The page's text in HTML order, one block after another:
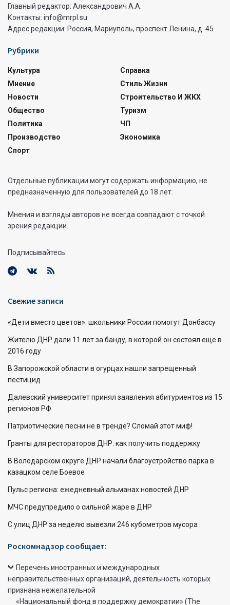
Главный редактор: Александрович А.А.
Контакты: info@mrpl.su
Адрес редакции: Россия, Мариуполь, проспект Ленина, д. 45
Рубрики
Культура
Мнение
Новости
Общество
Политика
Производство
Спорт
Справка
Стиль Жизни
Строительство И ЖКХ
Туризм
ЧП
Экономика
Отдельные публикации могут содержать информацию, не
предназначенную для пользователей до 18 лет.
Мнения и взгляды авторов не всегда совпадают с точкой
зрения редакции.
Подписывайтесь:
Свежие записи
«Дети вместо цветов»: школьники России помогут Донбассу
Жителю ДНР дали 11 лет за банду, в которой он состоял еще в
2016 году
В Запорожской области в огурцах нашли запрещенный
пестицид
Далевский университет принял заявления абитуриентов из 15
регионов РФ
Патриотические песни не в тренде? Сломай этот миф!
Гранты для рестораторов ДНР: как получить поддержку
В Володарском округе ДНР начали благоустройство парка в
казацком селе Боевое
Пульс региона: ежедневный альманах новостей ДНР
МЧС предупредило о сильной жаре в ДНР
С улиц ДНР за неделю вывезли 246 кубометров мусора
Роскомнадзор сообщает:
Перечень иностранных и международных
неправительственных организаций, деятельность которых
признана нежелательной
«Национальный фонд в поддержку демократии» (The